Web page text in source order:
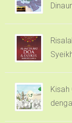
Kisah